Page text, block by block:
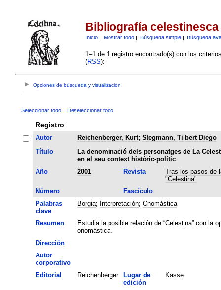
Bibliografía celestinesca
Inicio| Mostrar todo| Búsqueda simple| Búsqueda
1–1 de 1 registro encontrado(s) con los
(RSS):
Opciones de búsqueda y visualización
Seleccionar todo Deseleccionar todo
Registro
Autor Reichenberger, Kurt; Stegmann, Tilbert Diego
Título
La denominació dels personatges de La
en el seu context històric-polític
Año
2001 Revista
Tras los pasos de
"Celestina"
Número
Fascículo
Palabras
clave
Borgia; Interpretación; Onomástica
Resumen
Estudia la posible relación de “Celestina” con la
onomástica.
Dirección
Autor
corporativo
Editorial
Reichenberger
Lugar de
edición
Kassel